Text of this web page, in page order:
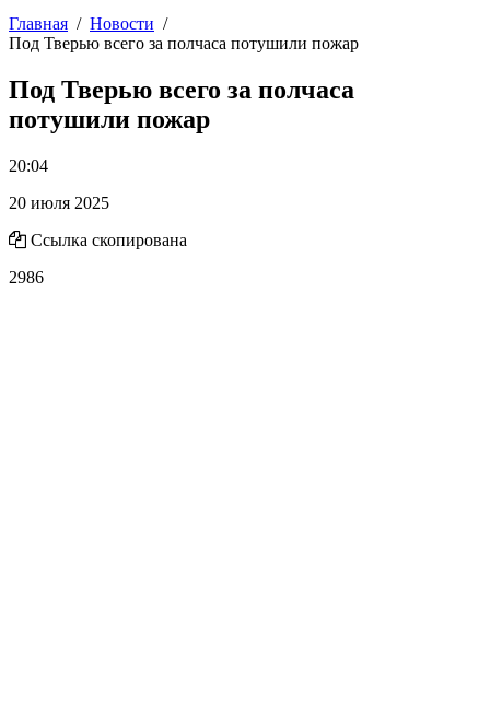
Главная
Новости
Под Тверью всего за полчаса потушили пожар
Под Тверью всего за полчаса
потушили пожар
20:04
20 июля 2025
Ссылка скопирована
2986